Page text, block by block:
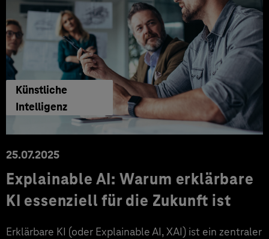
Künstliche
Intelligenz
25.07.2025
Explainable AI: Warum erklärbare
KI essenziell für die Zukunft ist
Erklärbare KI (oder Explainable AI, XAI) ist ein zentraler